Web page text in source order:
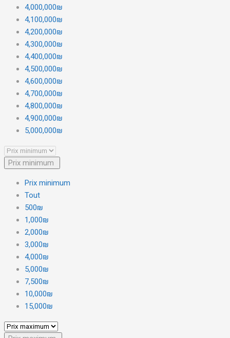
4,000,000₪
4,100,000₪
4,200,000₪
4,300,000₪
4,400,000₪
4,500,000₪
4,600,000₪
4,700,000₪
4,800,000₪
4,900,000₪
5,000,000₪
Prix minimum
Prix minimum
Tout
500₪
1,000₪
2,000₪
3,000₪
4,000₪
5,000₪
7,500₪
10,000₪
15,000₪